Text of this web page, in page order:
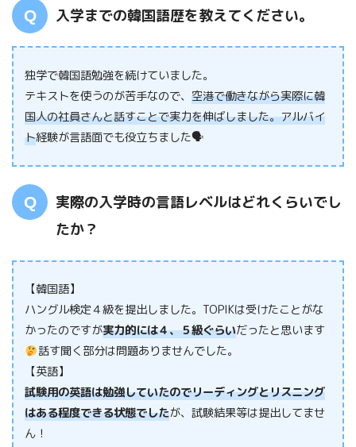
入学までの韓国語歴を教えてください。
独学で韓国語勉強を続けていました。
テキストを使うのが苦手なので、空港で働きながら実際に韓
国人の社員さんと話すことで実力を伸ばしました。アルバイ
ト経験が言語面でも役立ちました🗣
実際の入学時の言語レベルはどれくらいでし
たか？
【韓国語】
ハングル検定４級を提出しました。TOPIKは受けたことがな
かったのですが実力的には４、５級ぐらいだったと思います
話す聞く部分は問題ありませんでした。
【英語】
試験用の英語は勉強していたのでリーディングとリスニング
はある程度できる状態でしたが、試験結果等は提出してませ
ん！